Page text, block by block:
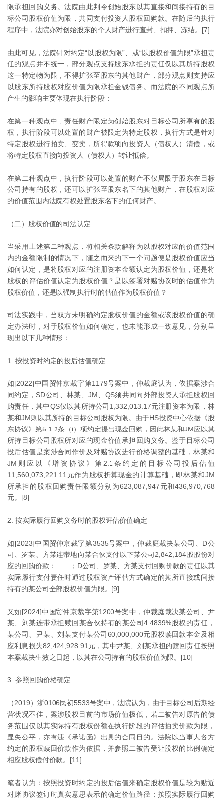
限承担回购义务。法院由此判令创始股东以其直接和间接持有的目
标公司股权价值为限，共同支付投资人股权回购款。在随后的执行
程序中，法院亦对创始股东的个人财产进行查封、扣押、冻结。[7]
由此可见，法院针对约定“以股权为限”、或“以股权价值为限”承担责
任的观点并不统一，部分观点支持股东承担的责任仅以其所持股权
这一特定物为限，不得扩张至股东的其他财产，部分观点则支持应
以股东所持股权对应价值为限承担金钱债务。而法院的不同观点所
产生的影响主要体现在执行阶段：
在第一种观点中，责任财产限定为创始股东对目标公司所享有的股
权，执行阶段可以处置的财产被限定为特定股权，执行方式是针对
特定股权进行拍卖、变卖，所得款项向投资人（债权人）清偿，或
将特定股权直接向投资人（债权人）转让抵偿。
在第二种观点中，执行阶段可以处置的财产不仅局限于股东在目标
公司持有的股权，还可以扩张至股东名下的其他财产，在股权对应
的价值范围内法院有权处置股东名下的任何财产。
（二）股权价值的司法认定
当采用上述第二种观点，将相关条款解释为以股权对应的价值范围
内的金额限制的情况下，随之而来的下一个问题便是股权价值应当
如何认定，是将股权对应的注册资本金额认定为股权价值，还是将
股权的评估价值认定为股权价值？是以签署对赌协议时的估值作为
股权价值，还是以强制执行时的估值作为股权价值？
司法实践中，当双方未明确约定股权价值的金额或该股权价值的确
定办法时，对于股权价值如何确定，也未能形成一致意见，分别呈
现出以下几种情形：
1. 按投资时约定的投后估值确定
如[2022]中国贸仲京裁字第1179号案中，仲裁庭认为，依据案涉合
同约定，SD公司、林某、JM、QS须共同向外部投资人承担股权回
购责任，其中QS仅以其所持公司1,332,013.17元注册资本为限，林
某和JM则以其所持的目标公司股权为限。由于HS投资中心依据《股
东协议》第5.1.2条（i）项约定提出现金回购，因此林某和JM应以其
所持目标公司股权所对应的现金价值承担回购义务。鉴于目标公司
投后估值是案涉合同作价及对赌协议进行价格调整的基础，林某和
JM则应以《增资协议》第2.1条约定的目标公司投后估值
11,560,073,221.11元作为股权折算现金的计算基础，即林某和JM
所承担的股权回购责任限额分别为623,087,947元和436,970,768
元。[8]
2. 按实际履行回购义务时的股权评估价值确定
如[2023]中国贸仲京裁字第3535号案中，仲裁庭裁决某公司、D公
司、罗某、方某连带地向某合伙支付以下某公司2,842,184股股份对
应的回购价款：……；D公司、罗某、方某支付回购价款的责任以其
实际履行支付责任时通过股权资产评估方式确定的其所直接或间接
持有的某公司全部股权价值为限。[9]
又如[2024]中国贸仲京裁字第1200号案中，仲裁庭裁决某公司、尹
某、刘某连带承担赎回某合伙持有的某公司4.4839%股权的责任，
某公司、尹某、刘某支付某公司60,000,000元股权赎回款本金及相
应利息损失82,424,928.91元，其中尹某、刘某承担的赎回责任按照
本案裁决生效之日起，以其在公司持有的股权价值为限。[10]
3. 参照回购价格确定
（2019）浙0106民初5533号案中，法院认为，由于目标公司后期经
营状况不佳，案涉股权目前的市场价值极低，若二被告对原告的债
务范围仅以其实际持有股权份额在执行阶段的评估拍卖价款为限，
显失公平，亦有违《承诺函》出具的合同目的。法院以当事人各方
约定的股权赎回价款作为依据，并参照二被告受让股权的比例确定
相应股权偿付价款。[11]
笔者认为：按照投资时约定的投后估值来确定股权价值是较为贴近
对赌协议签订时真实意思表示的确定价值路径；按照实际履行回购